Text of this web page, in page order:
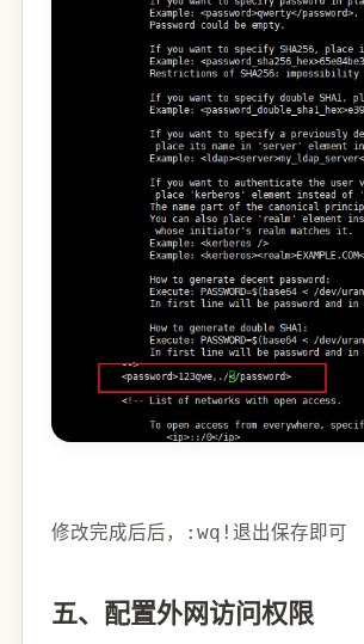
修改完成后后， :wq! 退出保存即可
五、配置外网访问权限